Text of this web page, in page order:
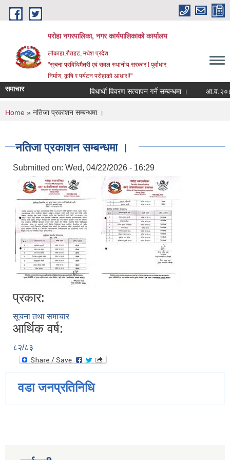
Skip to main content
परोहा नगरपालिका, नगर कार्यपालिकाको कार्यालय
लौकाहा,रौतहट, मधेश प्रदेश
"सुचना प्रविधिमैत्री एवं सवल स्थानीय सरकार ! पुर्वाधार
निर्माण, कृषि र पर्यटन परोहाको आधार!!"
समाचार विधार्थी विवरण सत्यापन गर्ने सम्बन्धमा ।
You are here
Home » नतिजा प्रकाशन सम्बन्धमा ।
नतिजा प्रकाशन सम्बन्धमा ।
Submitted on: Wed, 04/22/2026 - 16:29
प्रकार:
सूचना तथा समाचार
आर्थिक वर्ष:
८२/८३
वडा जनप्रतिनिधि